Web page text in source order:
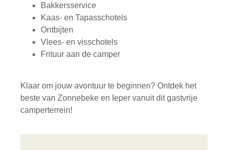
Bakkersservice
Kaas- en Tapasschotels
Ontbijten
Vlees- en visschotels
Frituur aan de camper
Klaar om jouw avontuur te beginnen? Ontdek het
beste van Zonnebeke en Ieper vanuit dit gastvrije
camperterrein!